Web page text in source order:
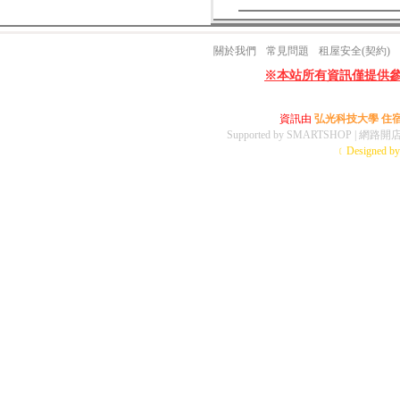
關於我們 常見問題 租屋安全(契約)
※本站所有資訊僅提供
資訊由 弘光科技大學 住
Supported by SMARTSHOP | 網路開
﹝Designed by